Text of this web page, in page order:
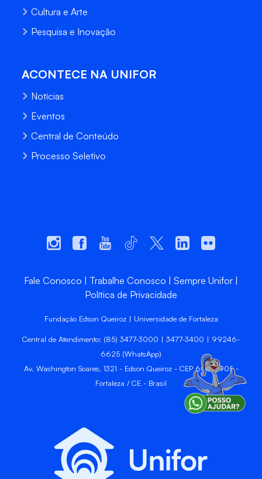
Cultura e Arte
Pesquisa e Inovação
ACONTECE NA UNIFOR
Notícias
Eventos
Central de Conteúdo
Processo Seletivo
Fale Conosco Trabalhe Conosco
Sempre Unifor
Política de Privacidade
Fundação Edson Queiroz | Universidade de Fortaleza
Central de Atendimento: (85) 3477-3000 | 3477-3400 | 99246-
6625 (WhatsApp)
Av. Washington Soares, 1321 - Edson Queiroz - CEP 60811-905 -
Fortaleza / CE - Brasil